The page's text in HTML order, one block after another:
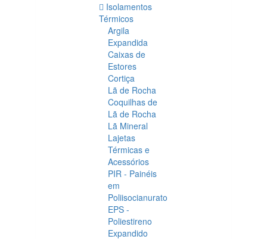
Isolamentos
Térmicos
Argila
Expandida
Caixas de
Estores
Cortiça
Lã de Rocha
Coquilhas de
Lã de Rocha
Lã Mineral
Lajetas
Térmicas e
Acessórios
PIR - Painéis
em
Poliisocianurato
EPS -
Poliestireno
Expandido